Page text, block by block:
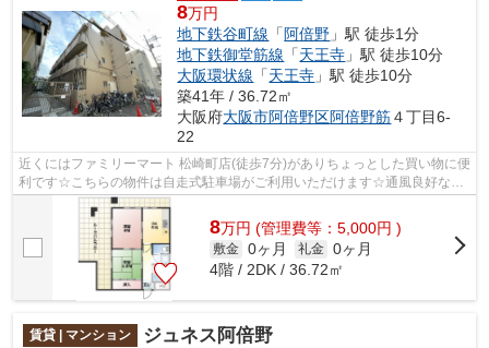
8万円
地下鉄谷町線 「 阿倍野 」駅 徒歩1分
地下鉄御堂筋線 「天王寺 」駅 徒歩10分
大阪環状線 「天王寺 」駅 徒歩10分
築41年 / 36.72㎡
大阪府大阪市阿倍野区阿倍野筋４丁目6-
22
近くにはファミリーマート 松崎町店(徒歩7分)がありちょっとした買い物に便
利です☆こちらの物件は自走式駐車場がご利用いただけます☆通風良好な物
件です☆当社イチオシの物件の「中道ハ...
8万円 (管理費等：5,000円 )
敷金 0ヶ月 礼金 0ヶ月
4階 / 2DK / 36.72㎡
賃貸 | マンション ジュネス阿倍野